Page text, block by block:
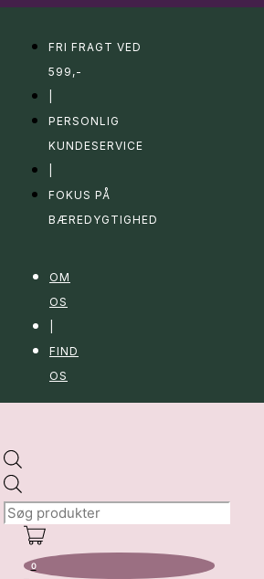
FRI FRAGT VED
599,-
PERSONLIG
KUNDESERVICE
FOKUS PÅ
BÆREDYGTIGHED
OM
OS
FIND
OS
Products
search
0